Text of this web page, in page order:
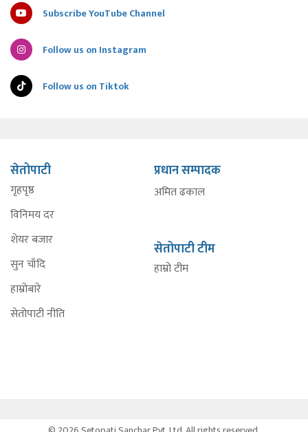
Subscribe YouTube Channel
Follow us on Instagram
Follow us on Tiktok
सेतोपाटी
गृहपृष्ठ
विनिमय दर
शेयर बजार
सुन चाँदि
हाम्रोबारे
सेतोपाटी नीति
प्रधान सम्पादक
अमित ढकाल
सेतोपाटी टीम
हाम्रो टीम